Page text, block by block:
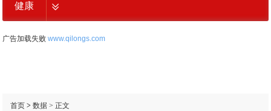
健康
广告加载失败www.qilongs.com
首页> 数据> 正文